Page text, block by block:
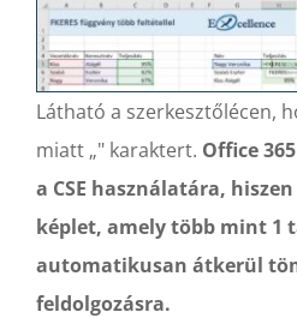
Látható a szerkesztőlécen,
miatt „" karaktert. Office
a CSE használatára,
képlet, amely több mint 1
automatikusan átkerül
feldolgozásra.